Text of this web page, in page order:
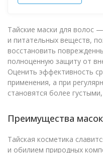
Тайские маски для волос
и питательных веществ,
восстановить
полноценную защиту от
Оценить эффективность
применения, а при
становятся более
Преимущества
Тайская косметика
и обилием природных